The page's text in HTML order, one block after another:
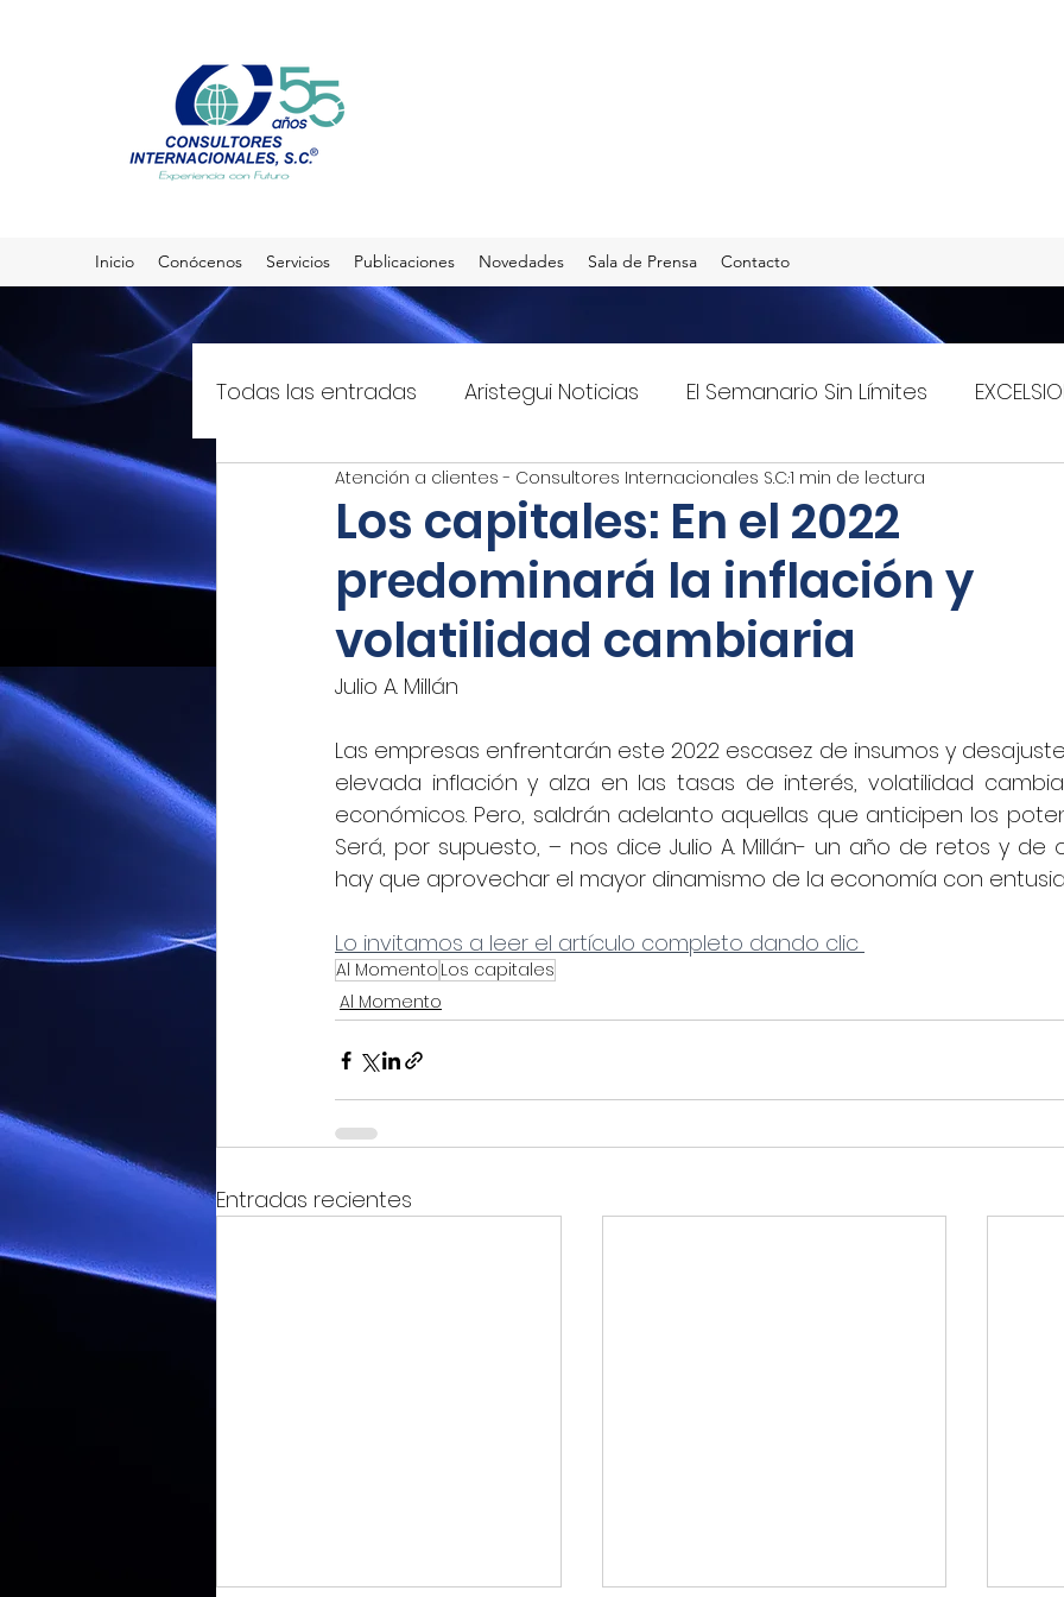
Inicio Conócenos Servicios Publicaciones Novedades Sala de Prensa Contacto
Todas las entradas Aristegui Noticias El Semanario Sin Límites
El Sol de México T21mx Imagen Radio 90.5 F.M. INFO TRANSPORTES
Mexicoxport Enfoque Noticias - Audio CNN Español Nino Canún
CNEC Revista Consultoría
Siempre! Presencia de México Shafaqna El Sol de Puebla EL
El Siglo de Durango QUADRATIN CDMX Imagen closeup.mx
Revista Industria Digital Concamin 11Noticias Lado B
Los capitales: En el 2022
predominará la inflación y
volatilidad cambiaria
Atención a clientes - Consultores Internacionales S.C.1 min de lectura
Julio A. Millán
Las empresas enfrentarán este 2022 escasez de insumos y
elevada inflación y alza en las tasas de interés, volatilidad
económicos. Pero, saldrán adelanto aquellas que anticipen los
Será, por supuesto, – nos dice Julio A. Millán- un año de retos y de
hay que aprovechar el mayor dinamismo de la economía con
Lo invitamos a leer el artículo completo dando clic
Al Momento Los capitales
Al Momento
Entradas recientes